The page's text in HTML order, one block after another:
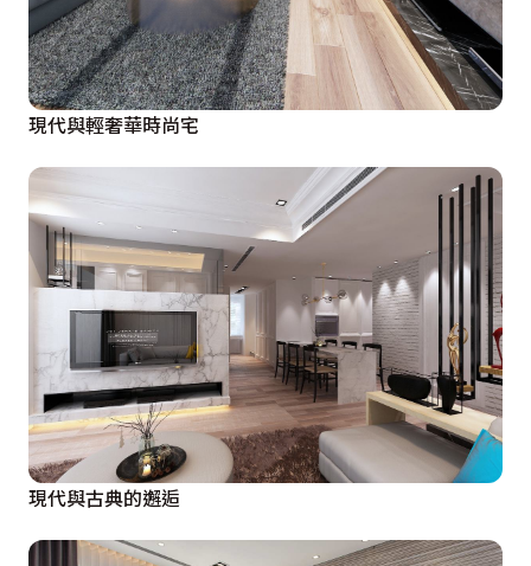
現代與輕奢華時尚宅
現代與古典的邂逅